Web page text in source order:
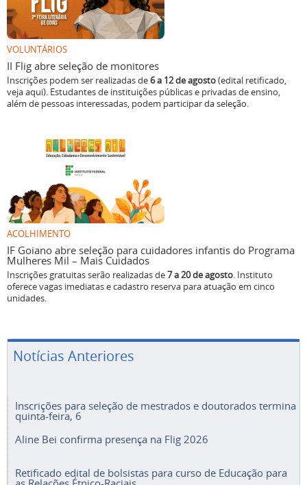
VOLUNTÁRIOS
II Flig abre seleção de monitores
Inscrições podem ser realizadas de6 a 12 de agosto(edital retificado,
veja aqui). Estudantes de instituições públicas e privadas de ensino,
além de pessoas interessadas, podem participar da seleção.
ACOLHIMENTO
IF Goiano abre seleção para cuidadores infantis do Programa
Mulheres Mil – Mais Cuidados
Inscrições gratuitas serão realizadas de7 a 20 de agosto. Instituto
oferece vagas imediatas e cadastro reserva para atuação em cinco
unidades.
Notícias Anteriores
Inscrições para seleção de mestrados e doutorados termina
quinta-feira, 6
Aline Bei confirma presença na Flig 2026
Retificado edital de bolsistas para curso de Educação para